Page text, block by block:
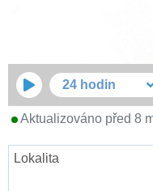
24 hodin
Aktualizováno před 8